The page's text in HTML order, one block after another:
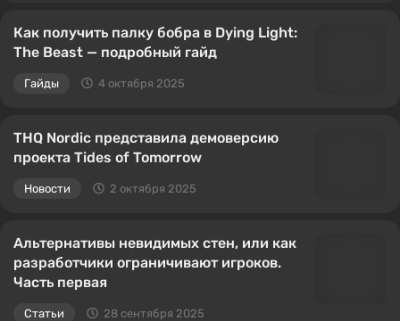
Как получить палку бобра в Dying Light:
The Beast — подробный гайд
Гайды 4 октября 2025
THQ Nordic представила демоверсию
проекта Tides of Tomorrow
Новости 2 октября 2025
Альтернативы невидимых стен, или как
разработчики ограничивают игроков.
Часть первая
Статьи 28 сентября 2025